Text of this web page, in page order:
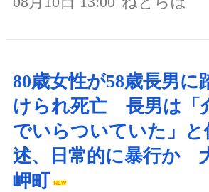
80歳女性が58歳長男に
けられ死亡 長男は「
でいらついていた」と
述、日常的に暴行か
岬町